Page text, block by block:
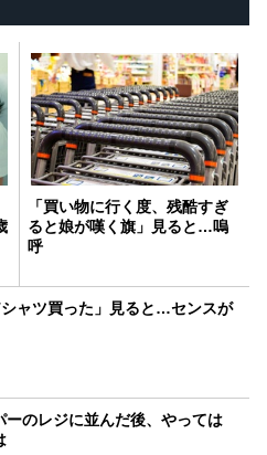
「買い物に行く度、残酷すぎ
ると娘が嘆く旗」見ると…嗚
呼
シャツ買った」見ると…センスが
ーのレジに並んだ後、やっては